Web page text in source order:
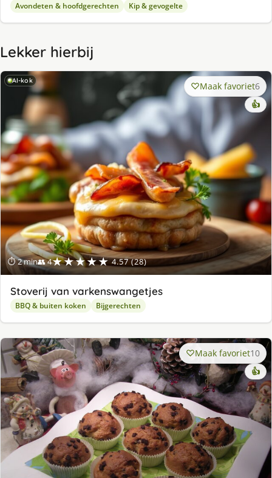
Avondeten & hoofdgerechten Kip & gevogelte
Lekker hierbij
AI-kok
⏱ 2 min👥 4★★★★★ 4.57 (28)
Maak favoriet6
👍
Stoverij van varkenswangetjes
BBQ & buiten koken Bijgerechten
Maak favoriet10
👍